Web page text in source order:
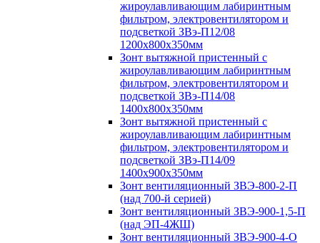
жироулавливающим лабиринтным
фильтром, электровентилятором и
подсветкой ЗВэ-П12/08
1200х800х350мм
Зонт вытяжной пристенный с
жироулавливающим лабиринтным
фильтром, электровентилятором и
подсветкой ЗВэ-П14/08
1400х800х350мм
Зонт вытяжной пристенный с
жироулавливающим лабиринтным
фильтром, электровентилятором и
подсветкой ЗВэ-П14/09
1400х900х350мм
Зонт вентиляционный ЗВЭ-800-2-П
(над 700-й серией)
Зонт вентиляционный ЗВЭ-900-1,5-П
(над ЭП-4ЖШ)
Зонт вентиляционный ЗВЭ-900-4-О